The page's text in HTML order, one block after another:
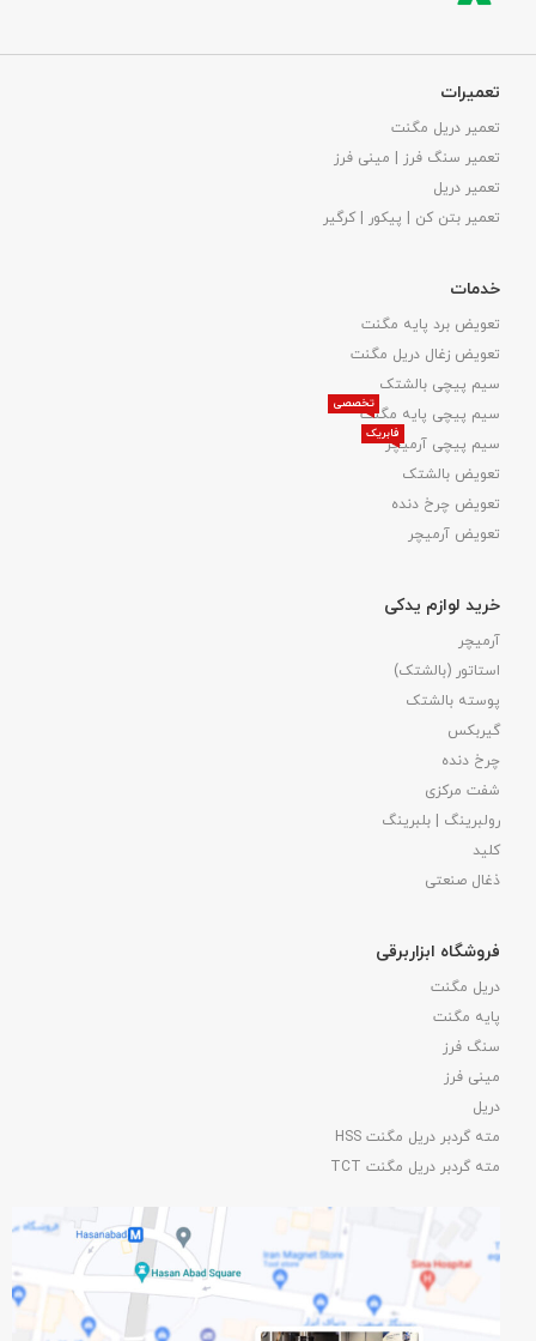
تعمیرات
تعمیر دریل مگنت
تعمیر سنگ فرز | مینی فرز
تعمیر دریل
تعمیر بتن کن | پیکور | کرگیر
خدمات
تعویض برد پایه مگنت
تعویض زغال دریل مگنت
سیم پیچی بالشتک
سیم پیچی پایه مگنت
تخصصی
سیم پیچی آرمیچر
فابریک
تعویض بالشتک​
تعویض چرخ دنده
تعویض آرمیچر
خرید لوازم یدکی
آرمیچر
استاتور (بالشتک)
پوسته بالشتک
گیربکس
چرخ دنده
شفت مرکزی
رولبرینگ | بلبرینگ
کلید
ذغال صنعتی
فروشگاه ابزاربرقی
دریل مگنت
پایه مگنت
سنگ فرز
مینی فرز
دریل
مته گردبر دریل مگنت HSS
مته گردبر دریل مگنت TCT